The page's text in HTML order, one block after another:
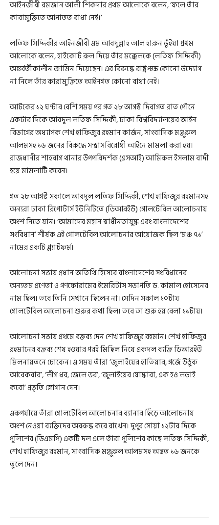
আইনজীবী রমজান আলী শিকদার প্রথম আলোকে বলেন, ‘ফলে তাঁর
কারামুক্তিতে আপাতত বাধা নেই।’
লতিফ সিদ্দিকীর আইনজীবী এম আবদুল্লাহ আল হারুন ভূঁইয়া প্রথম
আলোকে বলেন, হাইকোর্ট রুল দিয়ে তাঁর মক্কেলকে (লতিফ সিদ্দিকী)
অন্তর্বর্তীকালীন জামিন দিয়েছেন। এর বিরুদ্ধে রাষ্ট্রপক্ষ কোনো উদ্যোগ
না নিলে তাঁর কারামুক্তিতে আইনগত কোনো বাধা নেই।
আটকের ১২ ঘণ্টার বেশি সময় পর গত ২৮ আগস্ট দিবাগত রাত পৌনে
একটার দিকে আবদুল লতিফ সিদ্দিকী, ঢাকা বিশ্ববিদ্যালয়ের আইন
বিভাগের অধ্যাপক শেখ হাফিজুর রহমান কার্জন, সাংবাদিক মঞ্জুরুল
আলমসহ ১৬ জনের বিরুদ্ধে সন্ত্রাসবিরোধী আইনে মামলা করা হয়।
রাজধানীর শাহবাগ থানার উপপরিদর্শক (এসআই) আমিরুল ইসলাম বাদী
হয়ে মামলাটি করেন।
গত ২৮ আগস্ট সকালে আবদুল লতিফ সিদ্দিকী, শেখ হাফিজুর রহমানসহ
অন্যরা ঢাকা রিপোর্টার্স ইউনিটিতে (ডিআরইউ) গোলটেবিল আলোচনায়
অংশ নিতে যান। ‘আমাদের মহান স্বাধীনতাযুদ্ধ এবং বাংলাদেশের
সংবিধান’ শীর্ষক এই গোলটেবিল আলোচনার আয়োজক ছিল ‘মঞ্চ ৭১’
নামের একটি প্ল্যাটফর্ম।
আলোচনা সভায় প্রধান অতিথি হিসেবে বাংলাদেশের সংবিধানের
অন্যতম প্রণেতা ও গণফোরামের ইমেরিটাস সভাপতি ড. কামাল হোসেনের
নাম ছিল। তবে তিনি সেখানে ছিলেন না। সেদিন সকাল ১০টায়
গোলটেবিল আলোচনা শুরুর কথা ছিল। তবে তা শুরু হয় বেলা ১১টায়।
আলোচনা সভায় প্রথমে বক্তব্য দেন শেখ হাফিজুর রহমান। শেখ হাফিজুর
রহমানের বক্তব্য শেষ হওয়ার পরই মিছিল নিয়ে একদল ব্যক্তি ডিআরইউ
মিলনায়তনে ঢোকেন। এ সময় তাঁরা ‘জুলাইয়ের হাতিয়ার, গর্জে উঠুক
আরেকবার’, ‘লীগ ধর, জেলে ভর’, ‘জুলাইয়ের যোদ্ধারা, এক হও লড়াই
করো’ প্রভৃতি স্লোগান দেন।
একপর্যায়ে তাঁরা গোলটেবিল আলোচনার ব্যানার ছিঁড়ে আলোচনায়
অংশ নেওয়া ব্যক্তিদের অবরুদ্ধ করে রাখেন। দুপুর সোয়া ১২টার দিকে
পুলিশের (ডিএমপি) একটি দল এলে তাঁরা পুলিশের কাছে লতিফ সিদ্দিকী,
শেখ হাফিজুর রহমান, সাংবাদিক মঞ্জুরুল আলমসহ অন্তত ১৬ জনকে
তুলে দেন।